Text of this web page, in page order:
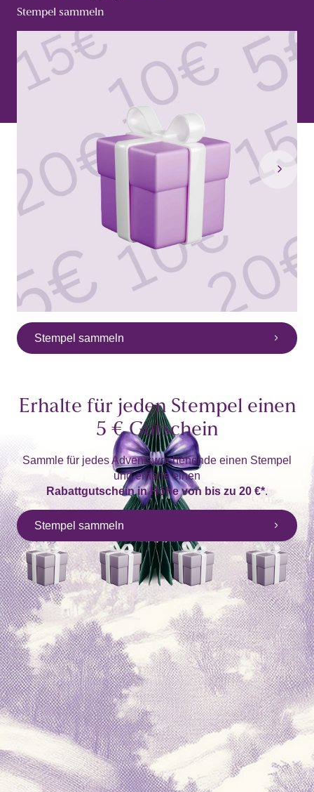
Stempel sammeln
Stempel sammeln
Erhalte für jeden Stempel einen
5 €Gutschein
Sammle für jedes Adventswochenende einen Stempel
und erhalte einen
Rabattgutschein in Höhe von bis zu 20 €*.
Stempel sammeln